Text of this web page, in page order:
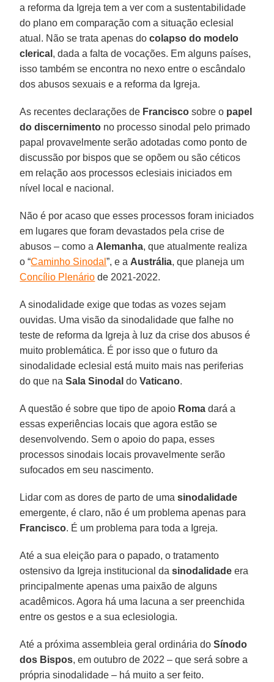
a reforma da Igreja tem a ver com a sustentabilidade
do plano em comparação com a situação eclesial
atual. Não se trata apenas do colapso do modelo
clerical , dada a falta de vocações. Em alguns países,
isso também se encontra no nexo entre o escândalo
dos abusos sexuais e a reforma da Igreja.
As recentes declarações de Francisco sobre o papel
do discernimento no processo sinodal pelo primado
papal provavelmente serão adotadas como ponto de
discussão por bispos que se opõem ou são céticos
em relação aos processos eclesiais iniciados em
nível local e nacional.
Não é por acaso que esses processos foram iniciados
em lugares que foram devastados pela crise de
abusos – como a Alemanha, que atualmente realiza
o “Caminho Sinodal”, e a Austrália, que planeja um
Concílio Plenário de 2021-2022.
A sinodalidade exige que todas as vozes sejam
ouvidas. Uma visão da sinodalidade que falhe no
teste de reforma da Igreja à luz da crise dos abusos é
muito problemática. É por isso que o futuro da
sinodalidade eclesial está muito mais nas periferias
do que naSala Sinodal doVaticano.
A questão é sobre que tipo de apoio Roma dará a
essas experiências locais que agora estão se
desenvolvendo. Sem o apoio do papa, esses
processos sinodais locais provavelmente serão
sufocados em seu nascimento.
Lidar com as dores de parto de umasinodalidade
emergente, é claro, não é um problema apenas para
Francisco. É um problema para toda a Igreja.
Até a sua eleição para o papado, o tratamento
ostensivo da Igreja institucional dasinodalidade era
principalmente apenas uma paixão de alguns
acadêmicos. Agora há uma lacuna a ser preenchida
entre os gestos e a sua eclesiologia.
Até a próxima assembleia geral ordinária doSínodo
dos Bispos, em outubro de 2022 – que será sobre a
própria sinodalidade – há muito a ser feito.